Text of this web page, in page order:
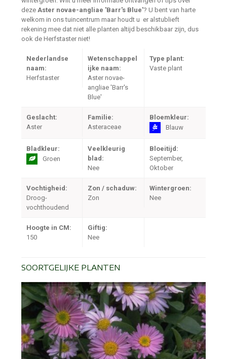
deze Aster novae-angliae 'Barr's Blue'? U bent van harte
welkom in ons tuincentrum maar houdt u er alstublieft
rekening mee dat niet alle planten altijd beschikbaar zijn, dus
ook de Herfstaster niet!
Nederlandse
naam:
Herfstaster
Wetenschappel
ijke naam:
Aster novae-
angliae 'Barr's
Blue'
Type plant:
Vaste plant
Geslacht:
Aster
Familie:
Asteraceae
Bloemkleur:
Blauw
Bladkleur:
Groen
Veelkleurig
blad:
Nee
Bloeitijd:
September,
Oktober
Vochtigheid:
Droog-
vochthoudend
Zon / schaduw:
Zon
Wintergroen:
Nee
Hoogte in CM:
150
Giftig:
Nee
SOORTGELIJKE PLANTEN